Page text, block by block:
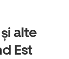
alte
Est